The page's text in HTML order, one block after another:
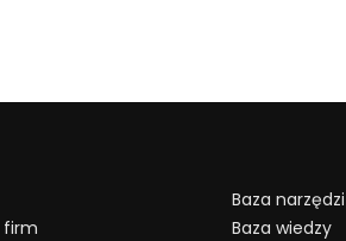
firm
Baza narzędzi
Baza wiedzy